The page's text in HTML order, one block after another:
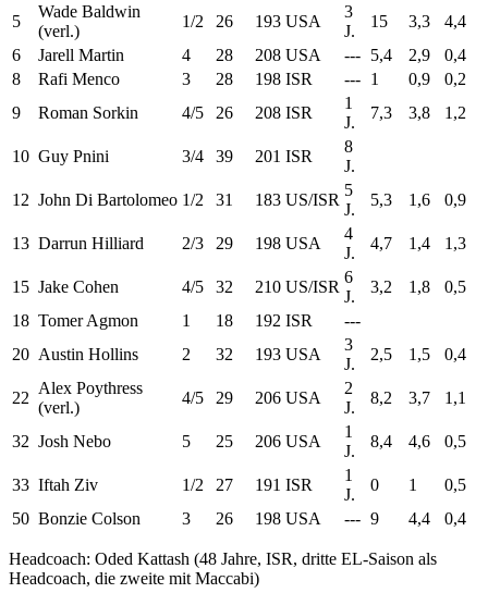
5
Wade Baldwin
(verl.)
1/2 26 193 USA
3
J.
15 3,3
4,4
6
Jarell Martin 4 28 208 USA --- 5,4 2,9
0,4
8
Rafi Menco 3 28 198 ISR --- 1 0,9
0,2
9
Roman Sorkin 4/5 26 208 ISR
1
J.
7,3 3,8 1,2
10 Guy Pnini 3/4 39 201 ISR
8
J.
12 John Di Bartolomeo 1/2 31 183 US/ISR
5
J.
5,3 1,6 0,9
13 Darrun Hilliard 2/3 29 198 USA
4
J.
4,7 1,4 1,3
15 Jake Cohen 4/5 32 210 US/ISR
6
J.
3,2 1,8
0,5
18 Tomer Agmon 1 18 192 ISR
---
20 Austin Hollins 2 32 193 USA
3
J.
2,5 1,5 0,4
22
Alex Poythress
(verl.)
4/5 29 206 USA
2
J.
8,2 3,7 1,1
32 Josh Nebo 5 25 206 USA
1
J.
8,4 4,6 0,5
33 Iftah Ziv 1/2 27 191 ISR
1
J.
0 1
0,5
50 Bonzie Colson 3 26 198 USA --- 9 4,4 0,4
Headcoach: Oded Kattash (48 Jahre, ISR, dritte EL-Saison als
Headcoach, die zweite mit Maccabi)